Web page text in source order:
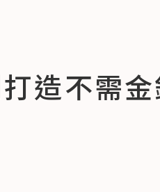
造不需